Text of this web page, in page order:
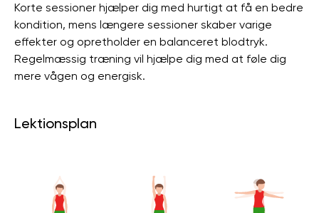
Korte sessioner hjælper dig med hurtigt at få en bedre
kondition, mens længere sessioner skaber varige
effekter og opretholder en balanceret blodtryk.
Regelmæssig træning vil hjælpe dig med at føle dig
mere vågen og energisk.
Lektionsplan